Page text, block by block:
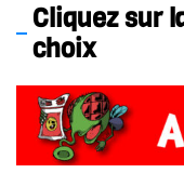
Cliquez sur
choix